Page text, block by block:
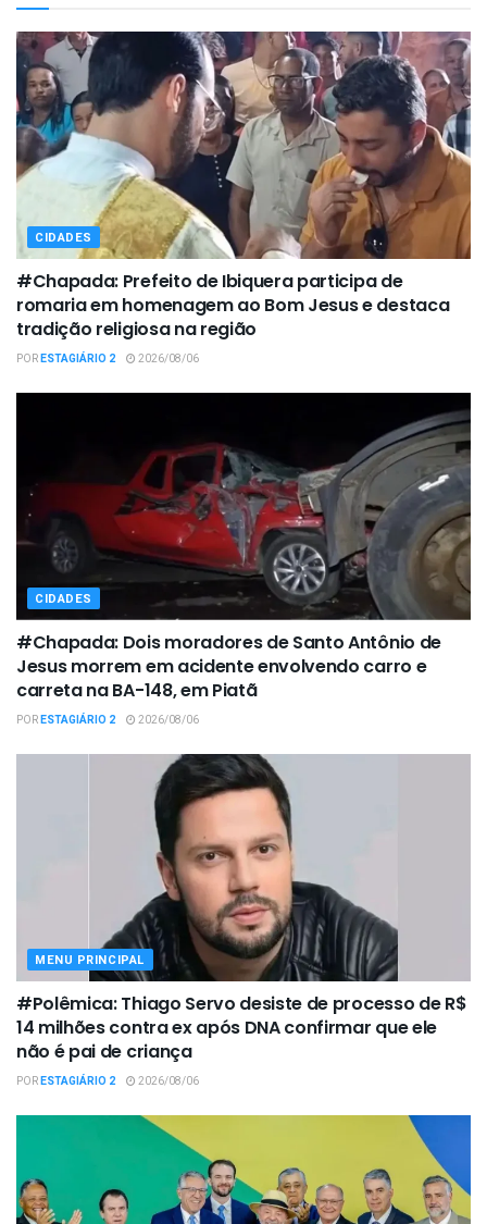
CIDADES
#Chapada: Prefeito de Ibiquera participa de
romaria em homenagem ao Bom Jesus e destaca
tradição religiosa na região
PORESTAGIÁRIO 2 2026/08/06
CIDADES
#Chapada: Dois moradores de Santo Antônio de
Jesus morrem em acidente envolvendo carro e
carreta na BA-148, em Piatã
PORESTAGIÁRIO 2 2026/08/06
MENU PRINCIPAL
#Polêmica: Thiago Servo desiste de processo de R$
14 milhões contra ex após DNA confirmar que ele
não é pai de criança
PORESTAGIÁRIO 2 2026/08/06